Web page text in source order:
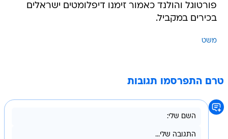
פורטוגל והולנד כאמור זימנו דיפלומטים ישראלים
בכירים במקביל.
משט
טרם התפרסמו תגובות